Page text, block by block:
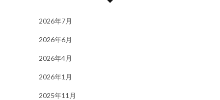
2026年7月
2026年6月
2026年4月
2026年1月
2025年11月